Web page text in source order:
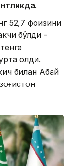
52,7 фоизини
бўлди -
олди.
билан Абай